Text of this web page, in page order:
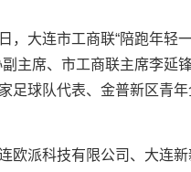
，大连市工商联“陪跑年轻
主席、市工商联主席李延
足球队代表、金普新区青
欧派科技有限公司、大连